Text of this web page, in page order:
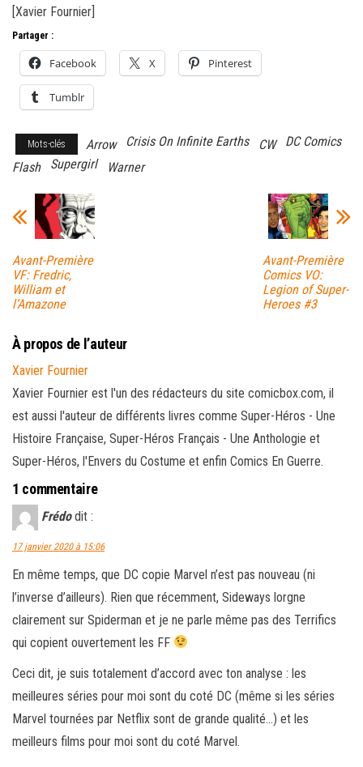
[Xavier Fournier]
Partager :
Facebook X Pinterest
Tumblr
Mots-clés Arrow Crisis On Infinite Earths CW
DC Comics
Flash
Supergirl Warner
Avant-Première
VF: Fredric,
William et
l’Amazone
Avant-Première
Comics VO:
Legion of Super-
Heroes #3
À propos de l’auteur
Xavier Fournier
Xavier Fournier est l'un des rédacteurs du site comicbox.com, il
est aussi l'auteur de différents livres comme Super-Héros - Une
Histoire Française, Super-Héros Français - Une Anthologie et
Super-Héros, l'Envers du Costume et enfin Comics En Guerre.
1 commentaire
Frédo dit :
17 janvier 2020 à 15:06
En même temps, que DC copie Marvel n’est pas nouveau (ni
l’inverse d’ailleurs). Rien que récemment, Sideways lorgne
clairement sur Spiderman et je ne parle même pas des Terrifics
qui copient ouvertement les FF
Ceci dit, je suis totalement d’accord avec ton analyse : les
meilleures séries pour moi sont du coté DC (même si les séries
Marvel tournées par Netflix sont de grande qualité…) et les
meilleurs films pour moi sont du coté Marvel.